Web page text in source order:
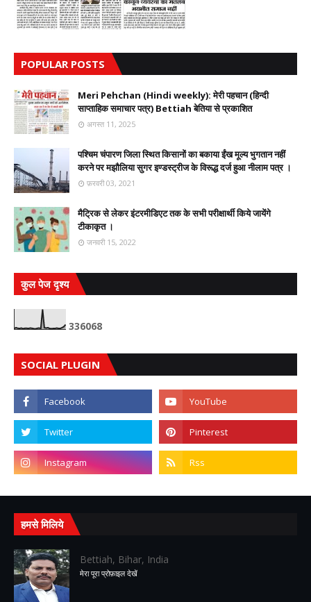
POPULAR POSTS
Meri Pehchan (Hindi weekly): मेरी पहचान (हिन्दी
साप्ताहिक समाचार पत्र) Bettiah बेतिया से प्रकाशित
अगस्त 11, 2025
पश्चिम चंपारण जिला स्थित किसानों का बकाया ईंख मूल्य भुगतान नहीं
करने पर मझौलिया सुगर इण्डस्ट्रीज के विरूद्ध दर्ज हुआ नीलाम पत्र ।
फ़रवरी 03, 2021
मैट्रिक से लेकर इंटरमीडिएट तक के सभी परीक्षार्थी किये जायेंगे
टीकाकृत ।
जनवरी 15, 2022
कुल पेज दृश्य
336068
SOCIAL PLUGIN
हमसे मिलिये
Bettiah, Bihar, India
मेरा पूरा प्रोफ़ाइल देखें